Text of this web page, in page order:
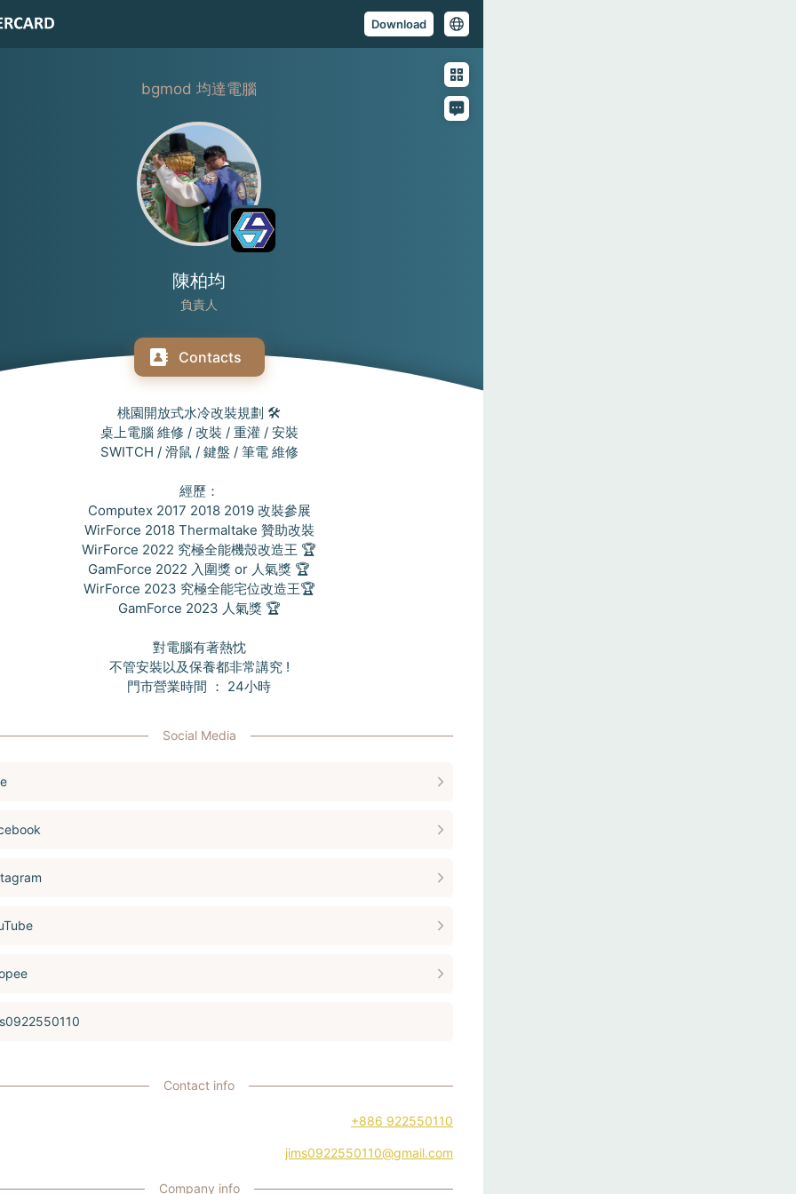
Download
bgmod 均達電腦
陳柏均
負責人
Contacts
桃園開放式水冷改裝規劃 🛠️
桌上電腦 維修 / 改裝 / 重灌 / 安裝
SWITCH / 滑鼠 / 鍵盤 / 筆電 維修
經歷：
Computex 2017 2018 2019 改裝參展
WirForce 2018 Thermaltake 贊助改裝
WirForce 2022 究極全能機殼改造王 🏆
GamForce 2022 入圍獎 or 人氣獎 🏆
WirForce 2023 究極全能宅位改造王🏆
GamForce 2023 人氣獎 🏆
對電腦有著熱忱
不管安裝以及保養都非常講究 !
門市營業時間 ： 24小時
Social Media
Contact info
+886 922550110
jims0922550110@gmail.com
Company info